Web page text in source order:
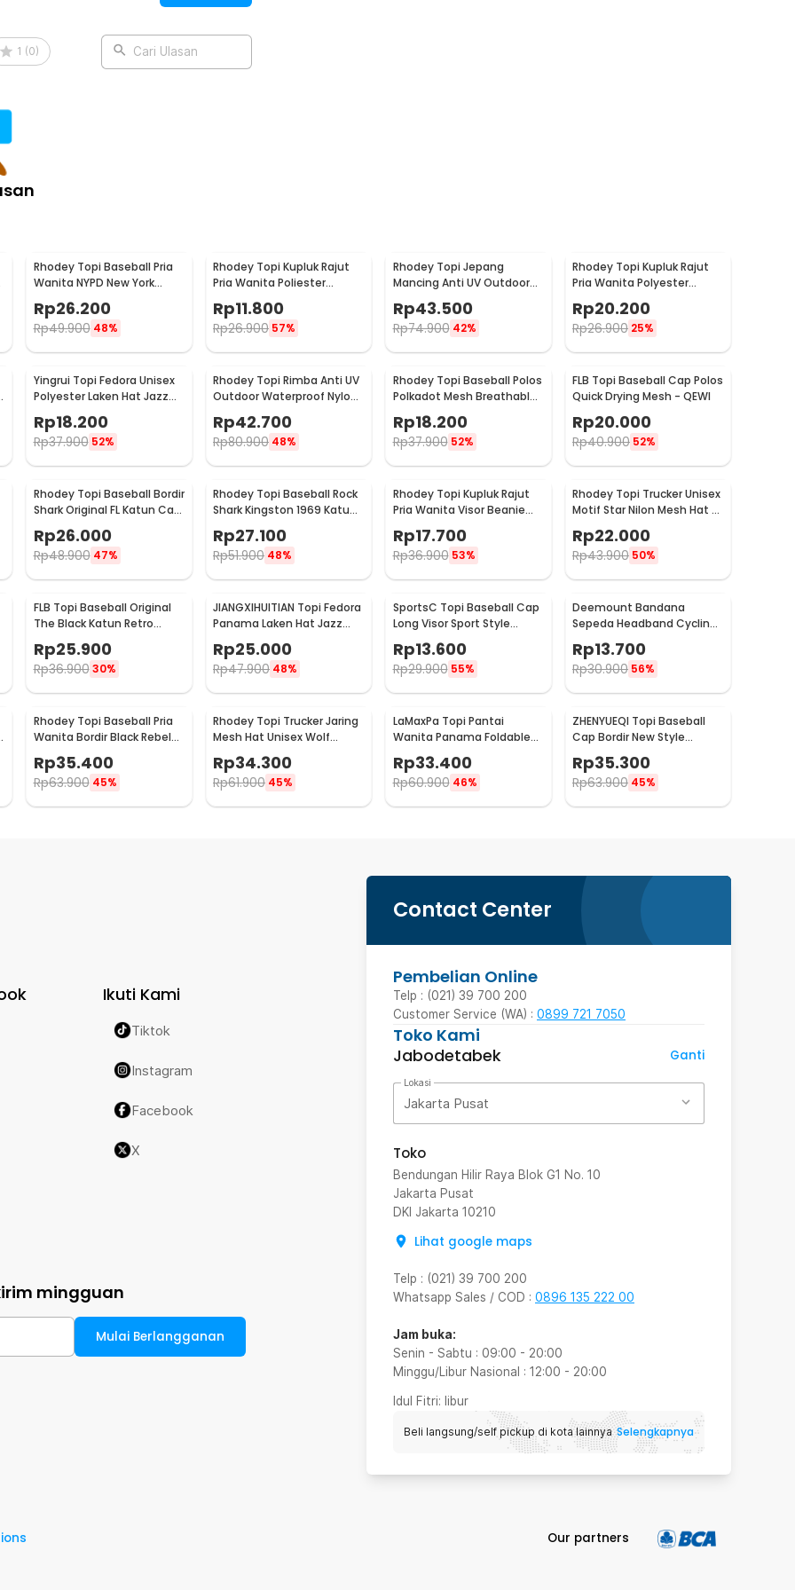
1 (0) Cari Ulasan
Rhodey Topi Baseball Pria
Wanita NYPD New York
Jeans Polyester Cap - S8R
Rp26.200
Rp49.900 48%
Rhodey Topi Kupluk Rajut
Pria Wanita Poliester
Winter Beanie Hat - R54
Rp11.800
Rp26.900 57%
Rhodey Topi Jepang
Mancing Anti UV Outdoor
Fishing Hat Nylon - MH011
Rp43.500
Rp74.900 42%
Rhodey Topi Kupluk Rajut
Pria Wanita Polyester
Rp20.200
Rp26.900 25%
Yingrui Topi Fedora Unisex
Polyester Laken Hat Jazz
Classic Vintage - M-58
Rp18.200
Rp37.900 52%
Rhodey Topi Rimba Anti UV
Outdoor Waterproof Nylon
Rp42.700
Rp80.900 48%
Rhodey Topi Baseball Polos
Polkadot Mesh Breathable
Katun Poliester - MZ237
Rp18.200
Rp37.900 52%
FLB Topi Baseball Cap Polos
Quick Drying Mesh - QEWI
Rp20.000
Rp40.900 52%
Rhodey Topi Baseball Bordir
Shark Original FL Katun Cap
Rp26.000
Rp48.900 47%
Rhodey Topi Baseball Rock
Shark Kingston 1969 Katun
Rp27.100
Rp51.900 48%
Rhodey Topi Kupluk Rajut
Pria Wanita Visor Beanie
Rp17.700
Rp36.900 53%
Rhodey Topi Trucker Unisex
Motif Star Nilon Mesh Hat -
Rp22.000
Rp43.900 50%
FLB Topi Baseball Original
The Black Katun Retro
Rp25.900
Rp36.900 30%
JIANGXIHUITIAN Topi Fedora
Panama Laken Hat Jazz
Rp25.000
Rp47.900 48%
SportsC Topi Baseball Cap
Long Visor Sport Style
Polyester Cap - MZ87
Rp13.600
Rp29.900 55%
Deemount Bandana
Sepeda Headband Cycling
Cap Quick Dry - 22019
Rp13.700
Rp30.900 56%
Rhodey Topi Baseball Pria
Wanita Bordir Black Rebel
Katun Cap - MZ004
Rp35.400
Rp63.900 45%
Rhodey Topi Trucker Jaring
Mesh Hat Unisex Wolf
Patch - DH-YK
Rp34.300
Rp61.900 45%
LaMaxPa Topi Pantai
Wanita Panama Foldable
Summer Beach Straw Hat
60cm - WJ9024
Rp33.400
Rp60.900 46%
ZHENYUEQI Topi Baseball
Cap Bordir New Style
Jomant - MZ085
Rp35.300
Rp63.900 45%
Contact Center
Pembelian Online
Telp : (021) 39 700 200
Customer Service (WA) : 0899 721 7050
Toko Kami
Jabodetabek
Ganti
Lokasi
Jakarta Pusat
Toko
Bendungan Hilir Raya Blok G1 No. 10
Jakarta Pusat
DKI Jakarta 10210
Lihat google maps
Telp : (021) 39 700 200
Whatsapp Sales / COD : 0896 135 222 00
Jam buka:
Senin - Sabtu : 09:00 - 20:00
Minggu/Libur Nasional : 12:00 - 20:00
Idul Fitri: libur
Beli langsung/self pickup di kota lainnya Selengkapnya
Ikuti Kami
Tiktok
Instagram
Facebook
X
mingguan
Mulai Berlangganan
Our partners